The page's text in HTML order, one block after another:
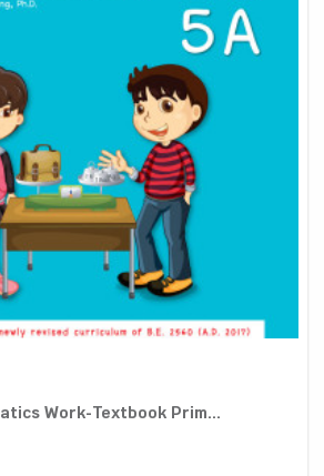
Work-Textbook Prim...